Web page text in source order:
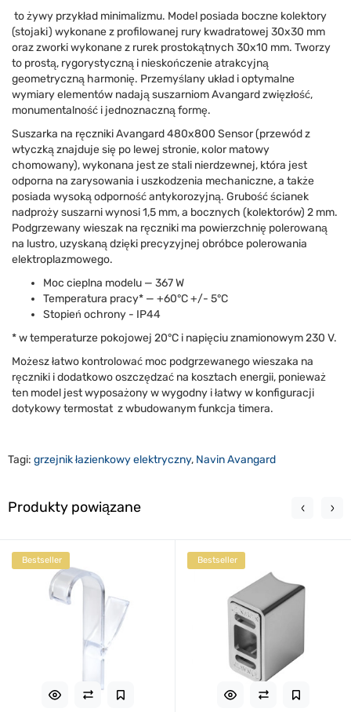
to żywy przykład minimalizmu. Model posiada boczne kolektory
(stojaki) wykonane z profilowanej rury kwadratowej 30x30 mm
oraz zworki wykonane z rurek prostokątnych 30x10 mm. Tworzy
to prostą, rygorystyczną i nieskończenie atrakcyjną
geometryczną harmonię. Przemyślany układ i optymalne
wymiary elementów nadają suszarniom Avangard zwięzłość,
monumentalność i jednoznaczną formę.
Suszarka na ręczniki Avangard 480х800 Sensor (przewód z
wtyczką znajduje się po lewej stronie, кolor matowy
chomowany), wykonana jest ze stali nierdzewnej, która jest
odporna na zarysowania i uszkodzenia mechaniczne, a także
posiada wysoką odporność antykorozyjną. Grubość ścianek
nadproży suszarni wynosi 1,5 mm, a bocznych (kolektorów) 2 mm.
Podgrzewany wieszak na ręczniki ma powierzchnię polerowaną
na lustro, uzyskaną dzięki precyzyjnej obróbce polerowania
elektroplazmowego.
Moc cieplna modelu — 367 W
Temperatura pracy* — +60°C +/- 5°C
Stopień ochrony - IP44
* w temperaturze pokojowej 20°C i napięciu znamionowym 230 V.
Możesz łatwo kontrolować moc podgrzewanego wieszaka na
ręczniki i dodatkowo oszczędzać na kosztach energii, ponieważ
ten model jest wyposażony w wygodny i łatwy w konfiguracji
dotykowy termostat z wbudowanym funkcja timera.
Tagi: grzejnik łazienkowy elektryczny, Navin Avangard
Produkty powiązane
Bestseller Bestseller